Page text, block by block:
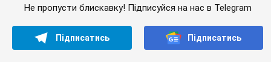
Не пропусти блискавку! Підписуйся на нас в Telegram
Підписатись Підписатись